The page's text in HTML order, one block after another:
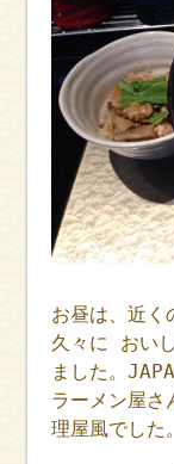
お昼は、近く
久々に おい
ました。
ラーメン屋
理屋風でした。